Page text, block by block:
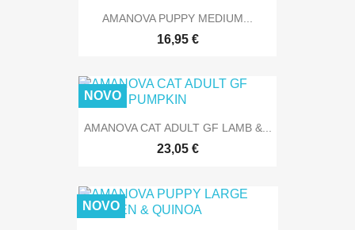
AMANOVA PUPPY MEDIUM...
16,95 €
AMANOVA CAT ADULT GF LAMB &...
23,05 €
NOVO
NOVO